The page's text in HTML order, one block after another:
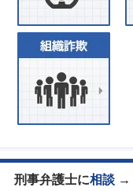
刑事弁護士に相談→